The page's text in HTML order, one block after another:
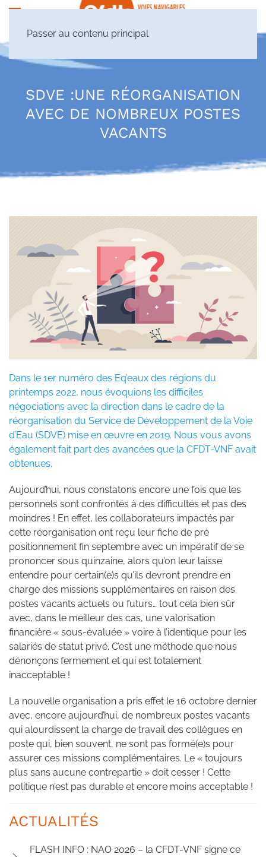
Passer au contenu principal
SDVE :UNE RÉORGANISATION
AVEC DE NOMBREUX POSTES
VACANTS
Dans le 1er numéro des Eq’eaux des régions du
printemps 2022, nous évoquions les difficiles
négociations avec la direction dans le cadre de la
réorganisation du Service de Développement de la Voie
d’Eau (SDVE) mise en œuvre en 2019. Nous vous avons
également fait part des avancées que la CFDT-VNF avait
obtenues.
Aujourd’hui, nous constatons encore une fois que les
personnels sont confrontés à des difficultés et pas des
moindres ! En effet, les collaborateurs impactés par
cette réorganisation ont reçu leur fiche de pré
positionnement fin septembre avec un impératif de se
prononcer sous quinzaine, alors qu’on leur laisse
entendre pour certain(e)s qu’ils devront prendre en
charge des missions supplémentaires en raison des
postes vacants actuels ou futurs… tout cela bien sûr
avec, dans le meilleur des cas, une valorisation
financière « sous-évaluée » voire à l’identique pour les
salariés de statut privé. C’est une méthode que nous
dénonçons fermement et qui est totalement
inacceptable !
La nouvelle organisation a pris effet le 16 octobre dernier
avec, encore aujourd’hui, de nombreux postes vacants
qui alourdissent la charge de travail des collègues en
poste qui, bien souvent, ne sont pas formé(e)s pour
assurer ces missions complémentaires. Le « toujours
plus sans aucune contrepartie » doit cesser ! Cette
politique n’est pas durable et encore moins acceptable !
ACTUALITÉS
FLASH INFO : NAO 2026 – la CFDT-VNF signe ce